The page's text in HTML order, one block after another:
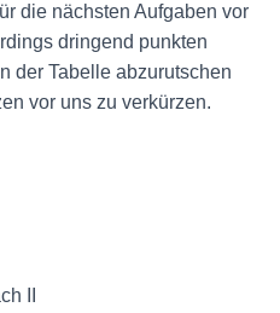
die nächsten Aufgaben vor
dringend punkten
der Tabelle abzurutschen
vor uns zu verkürzen.
II